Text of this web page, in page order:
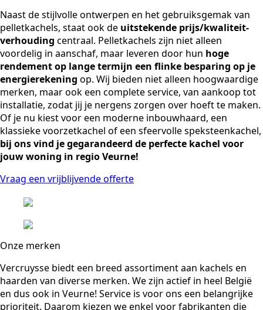
Naast de stijlvolle ontwerpen en het gebruiksgemak van
pelletkachels, staat ook de uitstekende prijs/kwaliteit-
verhouding centraal. Pelletkachels zijn niet alleen
voordelig in aanschaf, maar leveren door hun hoge
rendement op lange termijn een flinke besparing op je
energierekening op. Wij bieden niet alleen hoogwaardige
merken, maar ook een complete service, van aankoop tot
installatie, zodat jij je nergens zorgen over hoeft te maken.
Of je nu kiest voor een moderne inbouwhaard, een
klassieke voorzetkachel of een sfeervolle speksteenkachel,
bij ons vind je gegarandeerd de perfecte kachel voor
jouw woning in regio Veurne!
Vraag een vrijblijvende offerte
Onze merken
Vercruysse biedt een breed assortiment aan kachels en
haarden van diverse merken. We zijn actief in heel België
en dus ook in Veurne! Service is voor ons een belangrijke
prioriteit. Daarom kiezen we enkel voor fabrikanten die